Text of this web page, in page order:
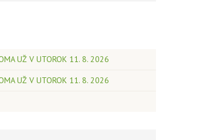
UŽ V UTOROK 11. 8. 2026
UŽ V UTOROK 11. 8. 2026